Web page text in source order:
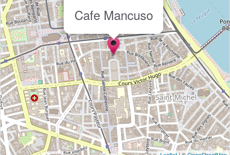
Cafe Mancuso